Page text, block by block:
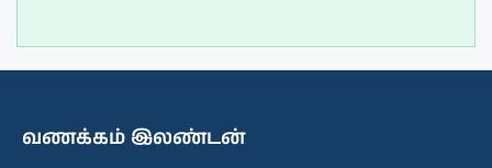
வணக்கம் இலண்டன்